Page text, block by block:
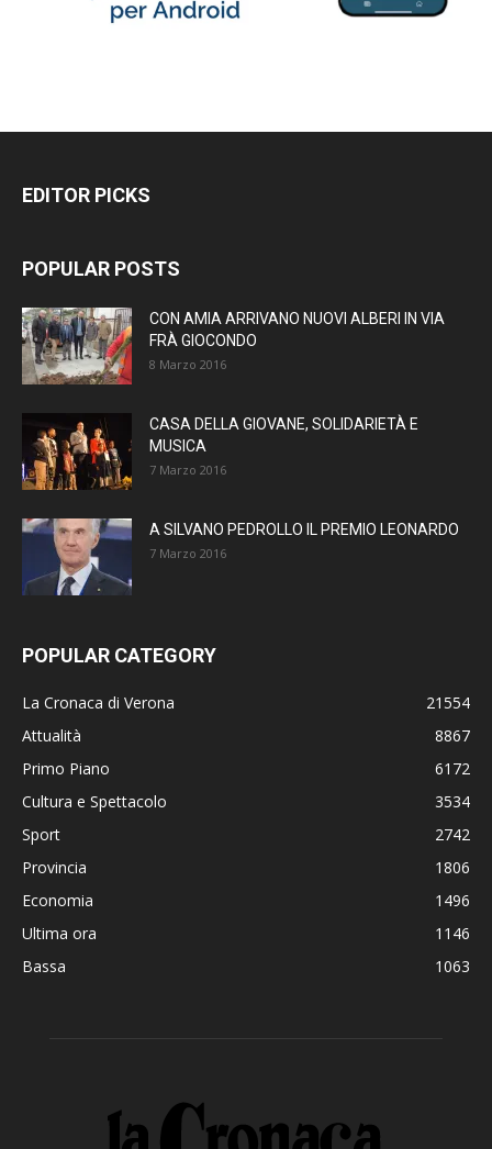
EDITOR PICKS
POPULAR POSTS
CON AMIA ARRIVANO NUOVI ALBERI IN VIA
FRÀ GIOCONDO
8 Marzo 2016
CASA DELLA GIOVANE, SOLIDARIETÀ E
MUSICA
7 Marzo 2016
A SILVANO PEDROLLO IL PREMIO LEONARDO
7 Marzo 2016
POPULAR CATEGORY
La Cronaca di Verona
21554
Attualità
8867
Primo Piano
6172
Cultura e Spettacolo
3534
Sport
2742
Provincia
1806
Economia
1496
Ultima ora
1146
Bassa
1063